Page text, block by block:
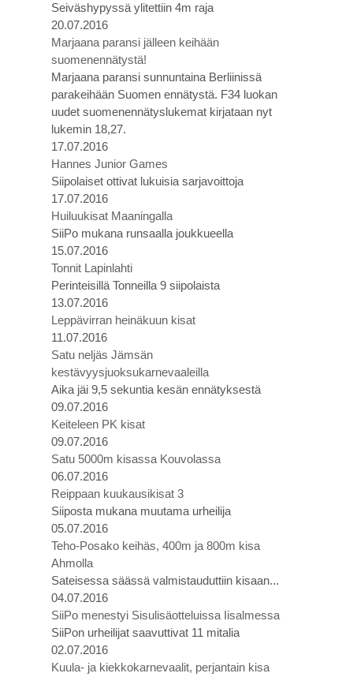
Seiväshypyssä ylitettiin 4m raja
20.07.2016
Marjaana paransi jälleen keihään
suomenennätystä!
Marjaana paransi sunnuntaina Berliinissä
parakeihään Suomen ennätystä. F34 luokan
uudet suomenennätyslukemat kirjataan nyt
lukemin 18,27.
17.07.2016
Hannes Junior Games
Siipolaiset ottivat lukuisia sarjavoittoja
17.07.2016
Huiluukisat Maaningalla
SiiPo mukana runsaalla joukkueella
15.07.2016
Tonnit Lapinlahti
Perinteisillä Tonneilla 9 siipolaista
13.07.2016
Leppävirran heinäkuun kisat
11.07.2016
Satu neljäs Jämsän
kestävyysjuoksukarnevaaleilla
Aika jäi 9,5 sekuntia kesän ennätyksestä
09.07.2016
Keiteleen PK kisat
09.07.2016
Satu 5000m kisassa Kouvolassa
06.07.2016
Reippaan kuukausikisat 3
Siiposta mukana muutama urheilija
05.07.2016
Teho-Posako keihäs, 400m ja 800m kisa
Ahmolla
Sateisessa säässä valmistauduttiin kisaan...
04.07.2016
SiiPo menestyi Sisulisäotteluissa Iisalmessa
SiiPon urheilijat saavuttivat 11 mitalia
02.07.2016
Kuula- ja kiekkokarnevaalit, perjantain kisa